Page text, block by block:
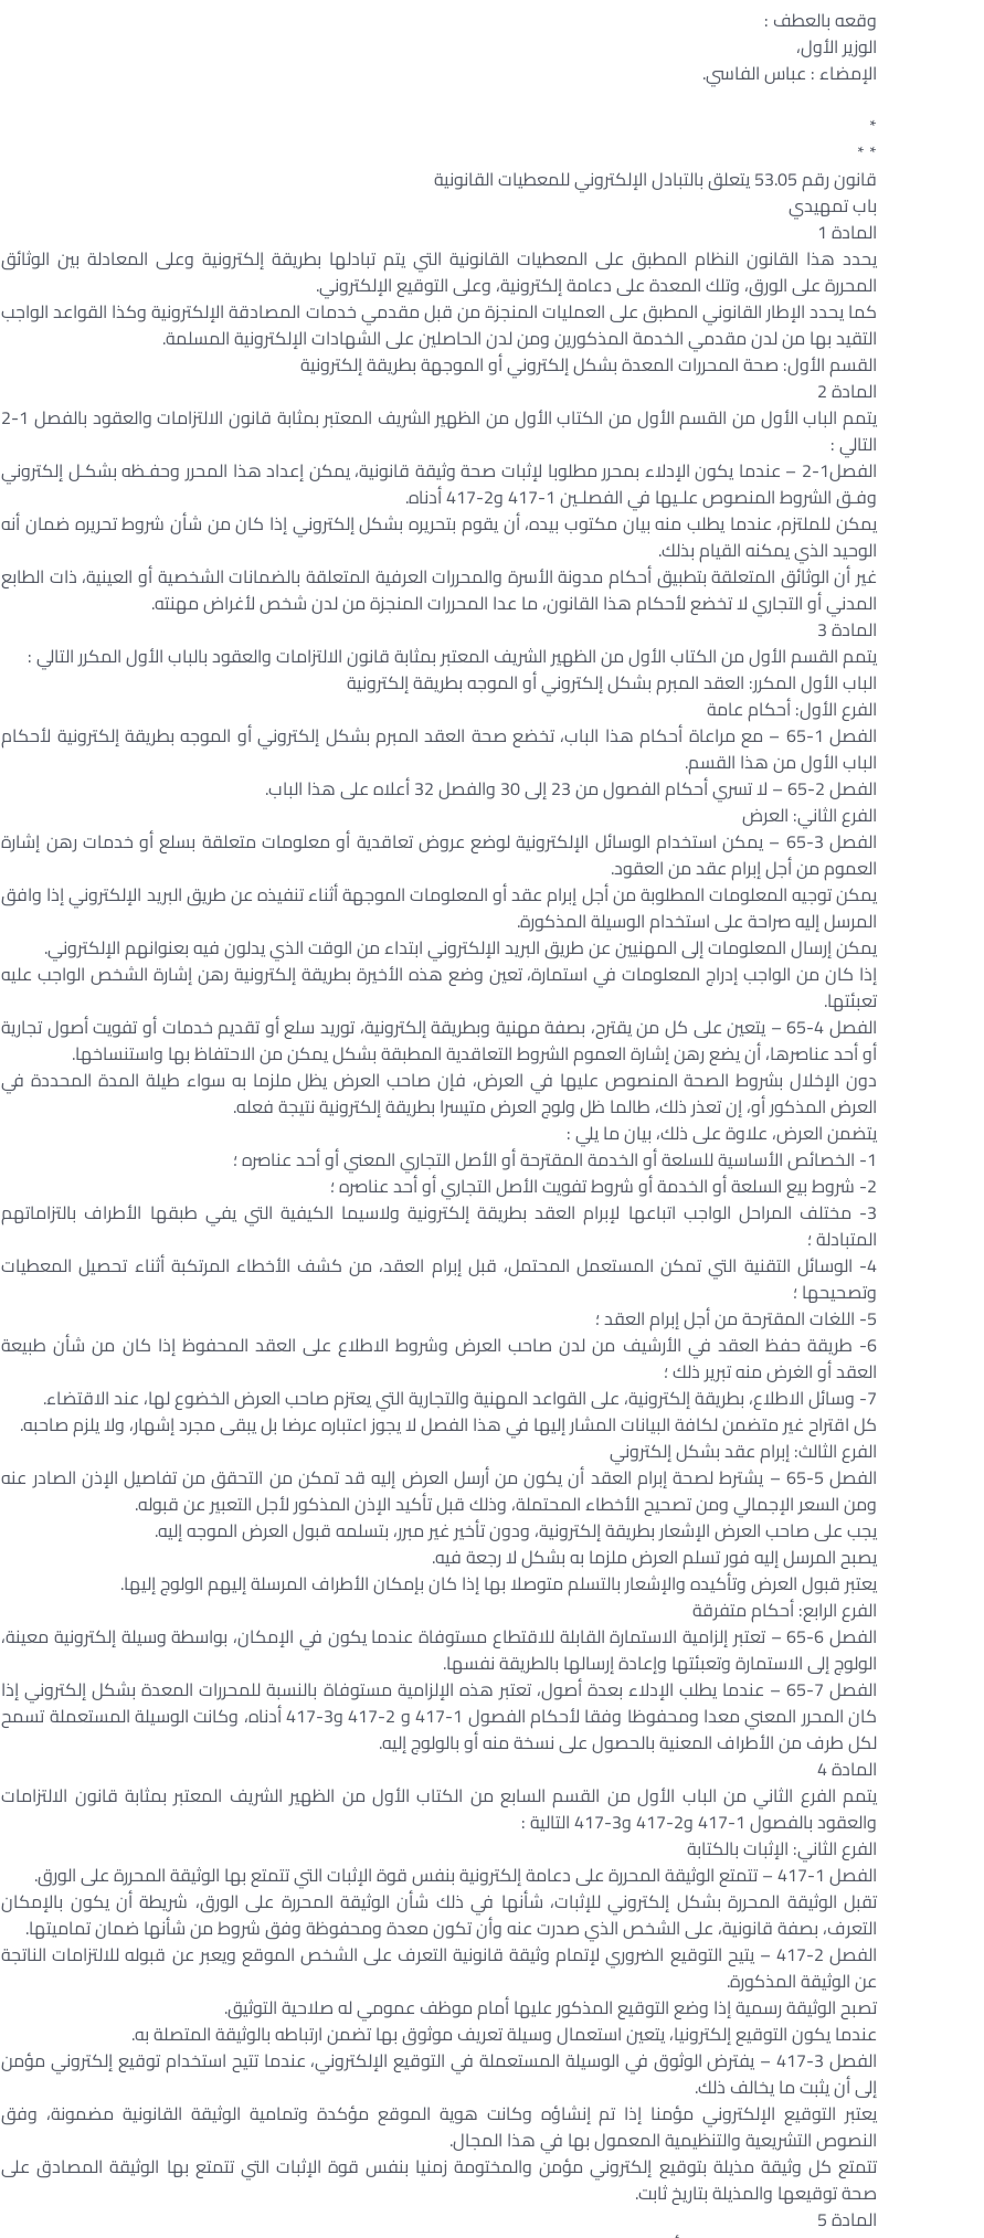
وقعه بالعطف :
الوزير الأول،
الإمضاء : عباس الفاسي.
*
* *
قانون رقم 53.05 يتعلق بالتبادل الإلكتروني للمعطيات القانونية
باب تمهيدي
المادة 1
يحدد هذا القانون النظام المطبق على المعطيات القانونية التي يتم تبادلها بطريقة إلكترونية وعلى المعادلة بين الوثائق
المحررة على الورق، وتلك المعدة على دعامة إلكترونية، وعلى التوقيع الإلكتروني.
كما يحدد الإطار القانوني المطبق على العمليات المنجزة من قبل مقدمي خدمات المصادقة الإلكترونية وكذا القواعد الواجب
التقيد بها من لدن مقدمي الخدمة المذكورين ومن لدن الحاصلين على الشهادات الإلكترونية المسلمة.
القسم الأول: صحة المحررات المعدة بشكل إلكتروني أو الموجهة بطريقة إلكترونية
المادة 2
يتمم الباب الأول من القسم الأول من الكتاب الأول من الظهير الشريف المعتبر بمثابة قانون الالتزامات والعقود بالفصل 1-2
التالي :
الفصل1-2 – عندما يكون الإدلاء بمحرر مطلوبا لإثبات صحة وثيقة قانونية، يمكن إعداد هذا المحرر وحفـظه بشكـل إلكتروني
وفـق الشروط المنصوص علـيها في الفصلـين 1-417 و2-417 أدناه.
يمكن للملتزم، عندما يطلب منه بيان مكتوب بيده، أن يقوم بتحريره بشكل إلكتروني إذا كان من شأن شروط تحريره ضمان أنه
الوحيد الذي يمكنه القيام بذلك.
غير أن الوثائق المتعلقة بتطبيق أحكام مدونة الأسرة والمحررات العرفية المتعلقة بالضمانات الشخصية أو العينية، ذات الطابع
المدني أو التجاري لا تخضع لأحكام هذا القانون، ما عدا المحررات المنجزة من لدن شخص لأغراض مهنته.
المادة 3
يتمم القسم الأول من الكتاب الأول من الظهير الشريف المعتبر بمثابة قانون الالتزامات والعقود بالباب الأول المكرر التالي :
الباب الأول المكرر: العقد المبرم بشكل إلكتروني أو الموجه بطريقة إلكترونية
الفرع الأول: أحكام عامة
الفصل 1-65 – مع مراعاة أحكام هذا الباب، تخضع صحة العقد المبرم بشكل إلكتروني أو الموجه بطريقة إلكترونية لأحكام
الباب الأول من هذا القسم.
الفصل 2-65 – لا تسري أحكام الفصول من 23 إلى 30 والفصل 32 أعلاه على هذا الباب.
الفرع الثاني: العرض
الفصل 3-65 – يمكن استخدام الوسائل الإلكترونية لوضع عروض تعاقدية أو معلومات متعلقة بسلع أو خدمات رهن إشارة
العموم من أجل إبرام عقد من العقود.
يمكن توجيه المعلومات المطلوبة من أجل إبرام عقد أو المعلومات الموجهة أثناء تنفيذه عن طريق البريد الإلكتروني إذا وافق
المرسل إليه صراحة على استخدام الوسيلة المذكورة.
يمكن إرسال المعلومات إلى المهنيين عن طريق البريد الإلكتروني ابتداء من الوقت الذي يدلون فيه بعنوانهم الإلكتروني.
إذا كان من الواجب إدراج المعلومات في استمارة، تعين وضع هذه الأخيرة بطريقة إلكترونية رهن إشارة الشخص الواجب عليه
تعبئتها.
الفصل 4-65 – يتعين على كل من يقترح، بصفة مهنية وبطريقة إلكترونية، توريد سلع أو تقديم خدمات أو تفويت أصول تجارية
أو أحد عناصرها، أن يضع رهن إشارة العموم الشروط التعاقدية المطبقة بشكل يمكن من الاحتفاظ بها واستنساخها.
دون الإخلال بشروط الصحة المنصوص عليها في العرض، فإن صاحب العرض يظل ملزما به سواء طيلة المدة المحددة في
العرض المذكور أو، إن تعذر ذلك، طالما ظل ولوج العرض متيسرا بطريقة إلكترونية نتيجة فعله.
يتضمن العرض، علاوة على ذلك، بيان ما يلي :
1- الخصائص الأساسية للسلعة أو الخدمة المقترحة أو الأصل التجاري المعني أو أحد عناصره ؛
2- شروط بيع السلعة أو الخدمة أو شروط تفويت الأصل التجاري أو أحد عناصره ؛
3- مختلف المراحل الواجب اتباعها لإبرام العقد بطريقة إلكترونية ولاسيما الكيفية التي يفي طبقها الأطراف بالتزاماتهم
المتبادلة ؛
4- الوسائل التقنية التي تمكن المستعمل المحتمل، قبل إبرام العقد، من كشف الأخطاء المرتكبة أثناء تحصيل المعطيات
وتصحيحها ؛
5- اللغات المقترحة من أجل إبرام العقد ؛
6- طريقة حفظ العقد في الأرشيف من لدن صاحب العرض وشروط الاطلاع على العقد المحفوظ إذا كان من شأن طبيعة
العقد أو الغرض منه تبرير ذلك ؛
7- وسائل الاطلاع، بطريقة إلكترونية، على القواعد المهنية والتجارية التي يعتزم صاحب العرض الخضوع لها، عند الاقتضاء.
كل اقتراح غير متضمن لكافة البيانات المشار إليها في هذا الفصل لا يجوز اعتباره عرضا بل يبقى مجرد إشهار، ولا يلزم صاحبه.
الفرع الثالث: إبرام عقد بشكل إلكتروني
الفصل 5-65 – يشترط لصحة إبرام العقد أن يكون من أرسل العرض إليه قد تمكن من التحقق من تفاصيل الإذن الصادر عنه
ومن السعر الإجمالي ومن تصحيح الأخطاء المحتملة، وذلك قبل تأكيد الإذن المذكور لأجل التعبير عن قبوله.
يجب على صاحب العرض الإشعار بطريقة إلكترونية، ودون تأخير غير مبرر، بتسلمه قبول العرض الموجه إليه.
يصبح المرسل إليه فور تسلم العرض ملزما به بشكل لا رجعة فيه.
يعتبر قبول العرض وتأكيده والإشعار بالتسلم متوصلا بها إذا كان بإمكان الأطراف المرسلة إليهم الولوج إليها.
الفرع الرابع: أحكام متفرقة
الفصل 6-65 – تعتبر إلزامية الاستمارة القابلة للاقتطاع مستوفاة عندما يكون في الإمكان، بواسطة وسيلة إلكترونية معينة،
الولوج إلى الاستمارة وتعبئتها وإعادة إرسالها بالطريقة نفسها.
الفصل 7-65 – عندما يطلب الإدلاء بعدة أصول، تعتبر هذه الإلزامية مستوفاة بالنسبة للمحررات المعدة بشكل إلكتروني إذا
كان المحرر المعني معدا ومحفوظا وفقا لأحكام الفصول 1-417 و 2-417 و3-417 أدناه، وكانت الوسيلة المستعملة تسمح
لكل طرف من الأطراف المعنية بالحصول على نسخة منه أو بالولوج إليه.
المادة 4
يتمم الفرع الثاني من الباب الأول من القسم السابع من الكتاب الأول من الظهير الشريف المعتبر بمثابة قانون الالتزامات
والعقود بالفصول 1-417 و2-417 و3-417 التالية :
الفرع الثاني: الإثبات بالكتابة
الفصل 1-417 – تتمتع الوثيقة المحررة على دعامة إلكترونية بنفس قوة الإثبات التي تتمتع بها الوثيقة المحررة على الورق.
تقبل الوثيقة المحررة بشكل إلكتروني للإثبات، شأنها في ذلك شأن الوثيقة المحررة على الورق، شريطة أن يكون بالإمكان
التعرف، بصفة قانونية، على الشخص الذي صدرت عنه وأن تكون معدة ومحفوظة وفق شروط من شأنها ضمان تماميتها.
الفصل 2-417 – يتيح التوقيع الضروري لإتمام وثيقة قانونية التعرف على الشخص الموقع ويعبر عن قبوله للالتزامات الناتجة
عن الوثيقة المذكورة.
تصبح الوثيقة رسمية إذا وضع التوقيع المذكور عليها أمام موظف عمومي له صلاحية التوثيق.
عندما يكون التوقيع إلكترونيا، يتعين استعمال وسيلة تعريف موثوق بها تضمن ارتباطه بالوثيقة المتصلة به.
الفصل 3-417 – يفترض الوثوق في الوسيلة المستعملة في التوقيع الإلكتروني، عندما تتيح استخدام توقيع إلكتروني مؤمن
إلى أن يثبت ما يخالف ذلك.
يعتبر التوقيع الإلكتروني مؤمنا إذا تم إنشاؤه وكانت هوية الموقع مؤكدة وتمامية الوثيقة القانونية مضمونة، وفق
النصوص التشريعية والتنظيمية المعمول بها في هذا المجال.
تتمتع كل وثيقة مذيلة بتوقيع إلكتروني مؤمن والمختومة زمنيا بنفس قوة الإثبات التي تتمتع بها الوثيقة المصادق على
صحة توقيعها والمذيلة بتاريخ ثابت.
المادة 5